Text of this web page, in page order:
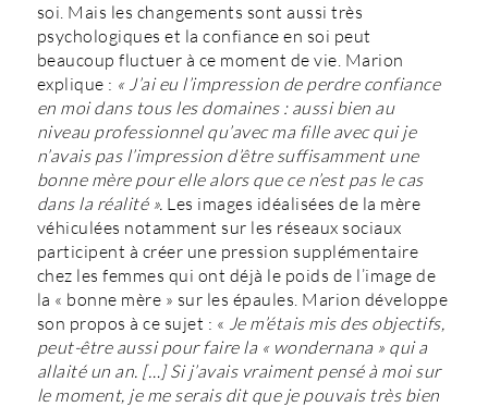
soi. Mais les changements sont aussi très
psychologiques et la confiance en soi peut
beaucoup fluctuer à ce moment de vie. Marion
explique : « J’ai eu l’impression de perdre confiance
en moi dans tous les domaines : aussi bien au
niveau professionnel qu’avec ma fille avec qui je
n’avais pas l’impression d’être suffisamment une
bonne mère pour elle alors que ce n’est pas le cas
dans la réalité ». Les images idéalisées de la mère
véhiculées notamment sur les réseaux sociaux
participent à créer une pression supplémentaire
chez les femmes qui ont déjà le poids de l’image de
la « bonne mère » sur les épaules. Marion développe
son propos à ce sujet : « Je m’étais mis des objectifs,
peut-être aussi pour faire la « wondernana » qui a
allaité un an. […] Si j’avais vraiment pensé à moi sur
le moment, je me serais dit que je pouvais très bien